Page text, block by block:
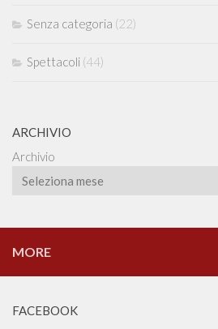
Senza categoria (22)
Spettacoli (44)
ARCHIVIO
Archivio
MORE
FACEBOOK